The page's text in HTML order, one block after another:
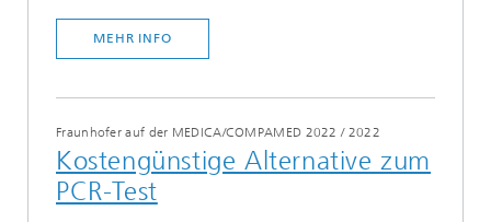
MEHR INFO
Fraunhofer auf der MEDICA/COMPAMED 2022 / 2022
Kostengünstige Alternative zum
PCR-Test